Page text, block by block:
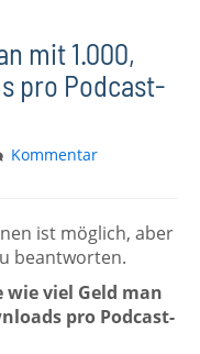
mit 1.000,
pro Podcast-
Kommentar
ist möglich, aber
beantworten.
wie viel Geld man
pro Podcast-